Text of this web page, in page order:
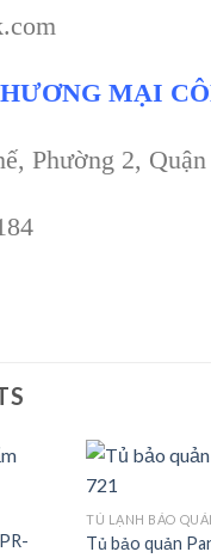
MẠI
Phường 2,
Add to
TỦ LẠNH BẢO
Tủ bảo quản